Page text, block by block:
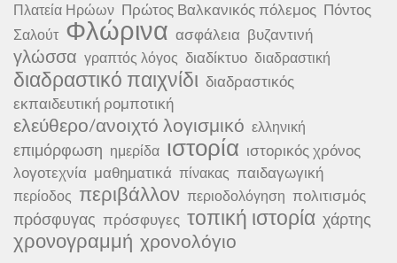
Πλατεία Ηρώων Πρώτος Βαλκανικός πόλεμος Πόντος
Σαλούτ Φλώρινα ασφάλεια βυζαντινή
γλώσσα γραπτός λόγος διαδίκτυο διαδραστική
διαδραστικό παιχνίδι διαδραστικός
εκπαιδευτική ρομποτική
ελεύθερο/ανοιχτό λογισμικό ελληνική
επιμόρφωση ημερίδα ιστορία ιστορικός χρόνος
λογοτεχνία μαθηματικά πίνακας παιδαγωγική
περίοδος περιβάλλον περιοδολόγηση πολιτισμός
πρόσφυγας πρόσφυγες τοπική ιστορία χάρτης
χρονογραμμή χρονολόγιο